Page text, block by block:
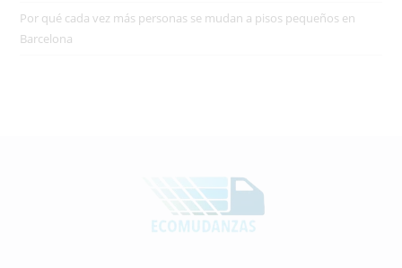
Por qué cada vez más personas se mudan a pisos pequeños en
Barcelona